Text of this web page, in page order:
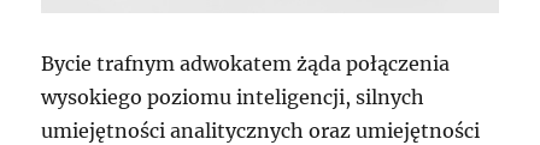
Bycie trafnym adwokatem żąda połączenia
wysokiego poziomu inteligencji, silnych
umiejętności analitycznych oraz umiejętności